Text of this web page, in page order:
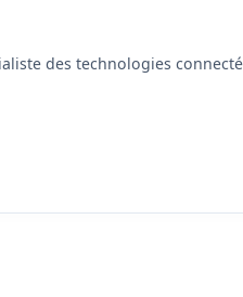
des technologies